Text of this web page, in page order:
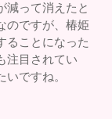
減って消えたと
のですが、椿姫
ることになった
注目されてい
ですね。